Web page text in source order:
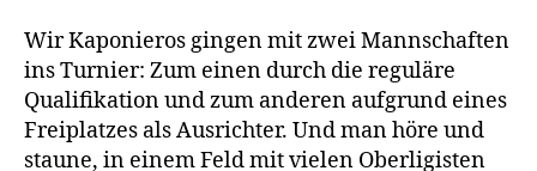
Wir Kaponieros gingen mit zwei Mannschaften
ins Turnier: Zum einen durch die reguläre
Qualifikation und zum anderen aufgrund eines
Freiplatzes als Ausrichter. Und man höre und
staune, in einem Feld mit vielen Oberligisten